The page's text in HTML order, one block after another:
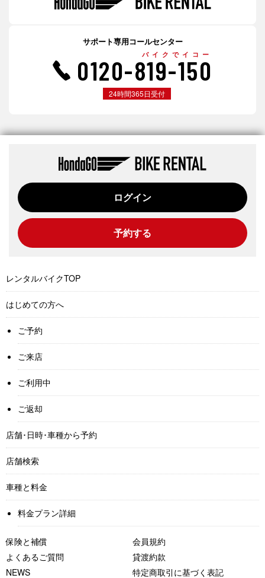
サポート専用コールセンター
バイクでイコー
0120-819-150
24時間365日受付
ログイン
予約する
レンタルバイクTOP
はじめての方へ
ご予約
ご来店
ご利用中
ご返却
店舗･日時･車種から予約
店舗検索
車種と料金
料金プラン詳細
保険と補償
よくあるご質問
NEWS
会員規約
貸渡約款
特定商取引に基づく表記